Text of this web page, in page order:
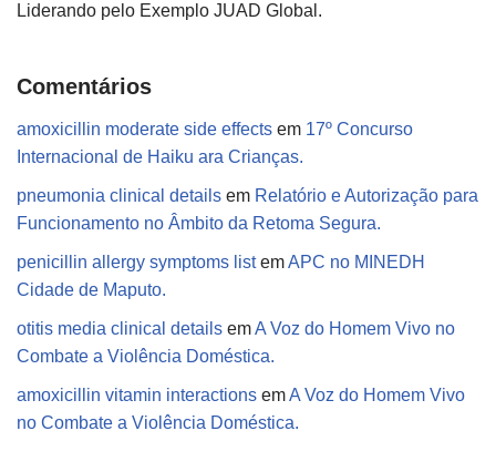
Liderando pelo Exemplo JUAD Global.
Comentários
amoxicillin moderate side effects em 17º Concurso
Internacional de Haiku ara Crianças.
pneumonia clinical details em Relatório e Autorização para
Funcionamento no Âmbito da Retoma Segura.
penicillin allergy symptoms listemAPC no MINEDH
Cidade de Maputo.
otitis media clinical details emA Voz do Homem Vivo no
Combate a Violência Doméstica.
amoxicillin vitamin interactions emA Voz do Homem Vivo
no Combate a Violência Doméstica.